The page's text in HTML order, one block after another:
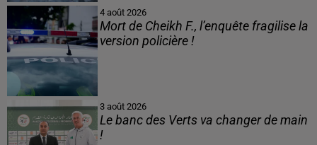
4 août 2026
Mort de Cheikh F., l’enquête fragilise la
version policière !
3 août 2026
Le banc des Verts va changer de main
!